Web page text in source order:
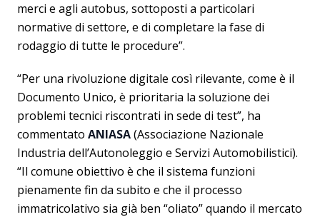
merci e agli autobus, sottoposti a particolari
normative di settore, e di completare la fase di
rodaggio di tutte le procedure”.
“Per una rivoluzione digitale così rilevante, come è il
Documento Unico, è prioritaria la soluzione dei
problemi tecnici riscontrati in sede di test”, ha
commentato ANIASA(Associazione Nazionale
Industria dell’Autonoleggio e Servizi Automobilistici).
“Il comune obiettivo è che il sistema funzioni
pienamente fin da subito e che il processo
immatricolativo sia già ben “oliato” quando il mercato